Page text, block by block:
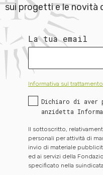
sui progetti e le novità
La tua email
Informativa sul
Dichiaro di aver
anzidetta
Il sottoscritto,
personali per attività di
invio di materiale
ed ai servizi della
specificato nella